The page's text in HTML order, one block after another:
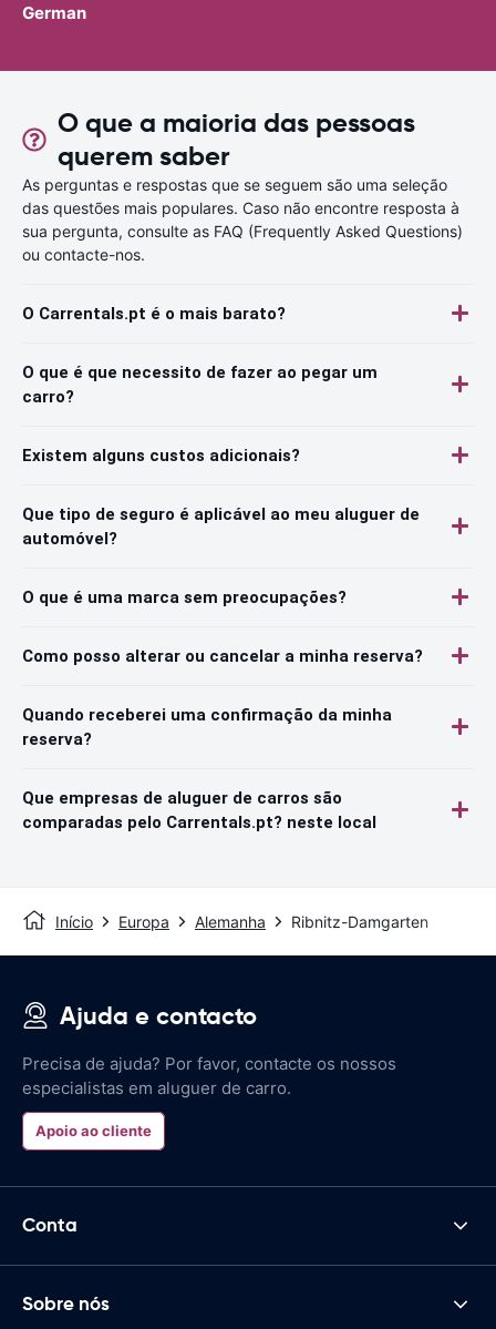
German
O que a maioria das pessoas
querem saber
As perguntas e respostas que se seguem são uma seleção
das questões mais populares. Caso não encontre resposta à
sua pergunta, consulte as FAQ (Frequently Asked Questions)
ou contacte-nos.
O Carrentals.pt é o mais barato?
O que é que necessito de fazer ao pegar um
carro?
Existem alguns custos adicionais?
Que tipo de seguro é aplicável ao meu aluguer de
automóvel?
O que é uma marca sem preocupações?
Como posso alterar ou cancelar a minha reserva?
Quando receberei uma confirmação da minha
reserva?
Que empresas de aluguer de carros são
comparadas pelo Carrentals.pt? neste local
Início Europa Alemanha Ribnitz-Damgarten
Ajuda e contacto
Precisa de ajuda? Por favor, contacte os nossos
especialistas em aluguer de carro.
Apoio ao cliente
Conta
Sobre nós